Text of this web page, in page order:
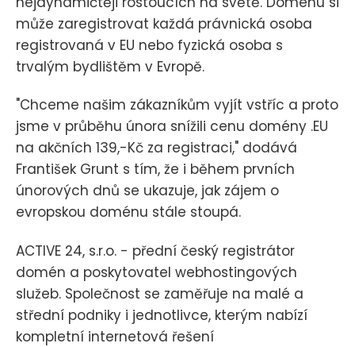
může zaregistrovat každá právnická osoba
registrovaná v EU nebo fyzická osoba s
trvalým bydlištěm v Evropě.
"Chceme našim zákazníkům vyjít vstříc a proto
jsme v průběhu února snížili cenu domény .EU
na akčních 139,-Kč za registraci," dodává
František Grunt s tím, že i během prvních
únorových dnů se ukazuje, jak zájem o
evropskou doménu stále stoupá.
ACTIVE 24, s.r.o. - přední český registrátor
domén a poskytovatel webhostingových
služeb. Společnost se zaměřuje na malé a
střední podniky i jednotlivce, kterým nabízí
kompletní internetová řešení